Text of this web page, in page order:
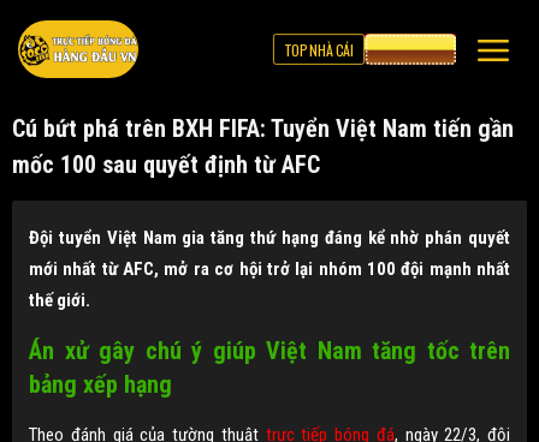
TOP NHÀ CÁI CƯỢC 8XBET
Cú bứt phá trên BXH FIFA: Tuyển Việt Nam tiến gần
mốc 100 sau quyết định từ AFC
Đội tuyển Việt Nam gia tăng thứ hạng đáng kể nhờ phán quyết
mới nhất từ AFC, mở ra cơ hội trở lại nhóm 100 đội mạnh nhất
thế giới.
Án xử gây chú ý giúp Việt Nam tăng tốc trên
bảng xếp hạng
Theo đánh giá của tường thuật trực tiếp bóng đá, ngày 22/3, đội